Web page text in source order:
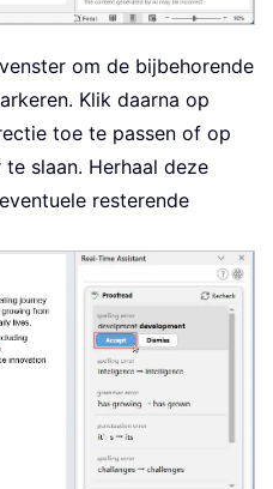
om de bijbehorende
Klik daarna op
toe te passen of op
slaan. Herhaal deze
resterende